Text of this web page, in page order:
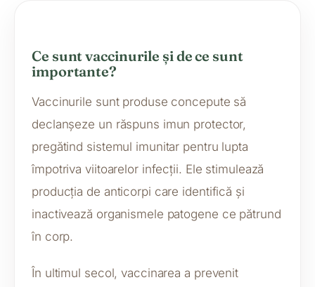
Ce sunt vaccinurile și de ce sunt
importante?
Vaccinurile sunt produse concepute să
declanșeze un răspuns imun protector,
pregătind sistemul imunitar pentru lupta
împotriva viitoarelor infecții. Ele stimulează
producția de anticorpi care identifică și
inactivează organismele patogene ce pătrund
în corp.
În ultimul secol, vaccinarea a prevenit